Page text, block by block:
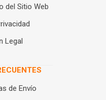
del Sitio Web
Legal
de Envío